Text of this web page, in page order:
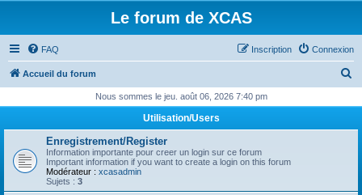
Le forum de XCAS
FAQ Connexion
Inscription
Accueil du forum
h
c
Nous sommes le jeu. août 06, 2026 7:40 pm
Utilisation/Users
Enregistrement/Register
Information importante pour creer un login sur ce forum
Important information if you want to create a login on this forum
Modérateur : xcasadmin
Sujets : 3